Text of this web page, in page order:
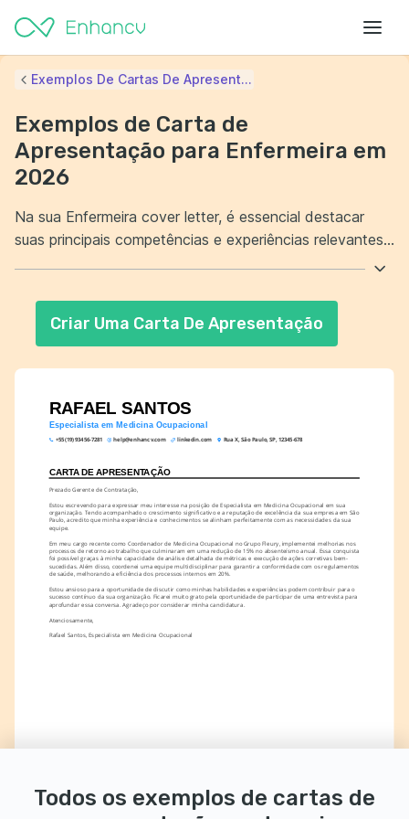
RAFAEL SANTOS
Especialista em Medicina Ocupacional
+55 (19) 93456-7281 help@enhancv.com linkedin.com Rua X, São Paulo, SP, 12345-678
CARTA DE APRESENTAÇÃO
Prezado Gerente de Contratação,
Estou escrevendo para expressar meu interesse na posição de Especialista em Medicina Ocupacional em sua
organização. Tendo acompanhado o crescimento significativo e a reputação de excelência da sua empresa em São
Paulo, acredito que minha experiência e conhecimentos se alinham perfeitamente com as necessidades da sua
equipe.
Em meu cargo recente como Coordenador de Medicina Ocupacional no Grupo Fleury, implementei melhorias nos
processos de retorno ao trabalho que culminaram em uma redução de 15% no absenteísmo anual. Essa conquista
foi possível graças à minha capacidade de análise detalhada de métricas e execução de ações corretivas bem-
sucedidas. Além disso, coordenei uma equipe multidisciplinar para garantir a conformidade com os regulamentos
de saúde, melhorando a eficiência dos processos internos em 20%.
Estou ansioso para a oportunidade de discutir como minhas habilidades e experiências podem contribuir para o
sucesso contínuo da sua organização. Ficarei muito grato pela oportunidade de participar de uma entrevista para
aprofundar essa conversa. Agradeço por considerar minha candidatura.
Atenciosamente,
Rafael Santos, Especialista em Medicina Ocupacional
Exemplos De Cartas De Apresent...
Exemplos de Carta de
Apresentação para Enfermeira em
2026
Na sua Enfermeira cover letter, é essencial destacar
suas principais competências e experiências relevantes
na área da saúde. Demonstre seu compromisso com o
mencione sua capacidade de trabalhar em equipe e de
se adaptar a situações desafiadoras. Faça o leitor sentir
Criar Uma Carta De Apresentação
Todos os exemplos de cartas de